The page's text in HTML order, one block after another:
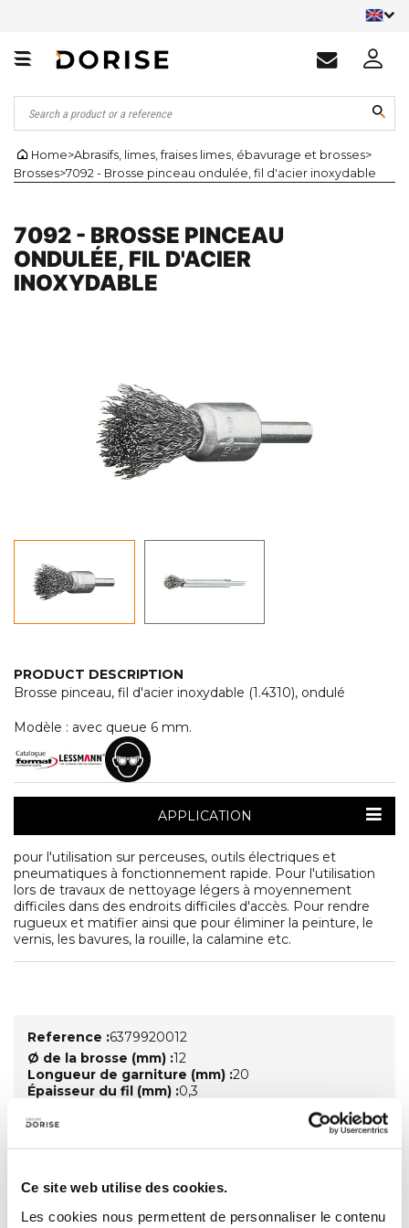
Ce site web utilise des cookies.
Les cookies nous permettent de personnaliser le contenu
Home>Abrasifs, limes, fraises limes, ébavurage et brosses>
Brosses>7092 - Brosse pinceau ondulée, fil d'acier inoxydable
7092 - BROSSE PINCEAU
ONDULÉE, FIL D'ACIER
INOXYDABLE
PRODUCT DESCRIPTION
Brosse pinceau, fil d'acier inoxydable (1.4310), ondulé
Modèle : avec queue 6 mm.
APPLICATION
pour l'utilisation sur perceuses, outils électriques et
pneumatiques à fonctionnement rapide. Pour l'utilisation
lors de travaux de nettoyage légers à moyennement
difficiles dans des endroits difficiles d'accès. Pour rendre
rugueux et matifier ainsi que pour éliminer la peinture, le
vernis, les bavures, la rouille, la calamine etc.
Reference :6379920012
Ø de la brosse (mm) :12
Longueur de garniture (mm) :20
Épaisseur du fil (mm) :0,3
Vitesse de rotation max. (tr/mn) :